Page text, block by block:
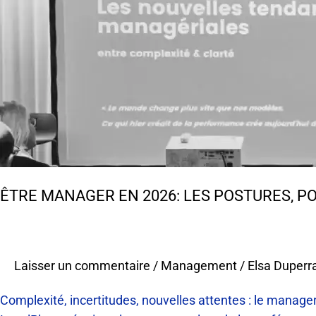
ÊTRE MANAGER EN 2026: LES POSTURES,
Laisser un commentaire / Management/ Elsa
Complexité, incertitudes, nouvelles attentes : le
postures,
et
compétences
clés
à
adopter